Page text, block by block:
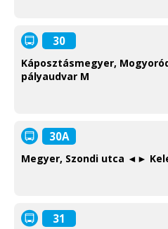
30
Káposztásmegyer,
pályaudvar M
30A
Megyer, Szondi utca ◄►
31